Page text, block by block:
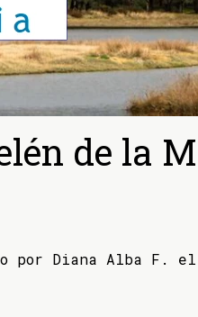
de la
por Diana Alba F.